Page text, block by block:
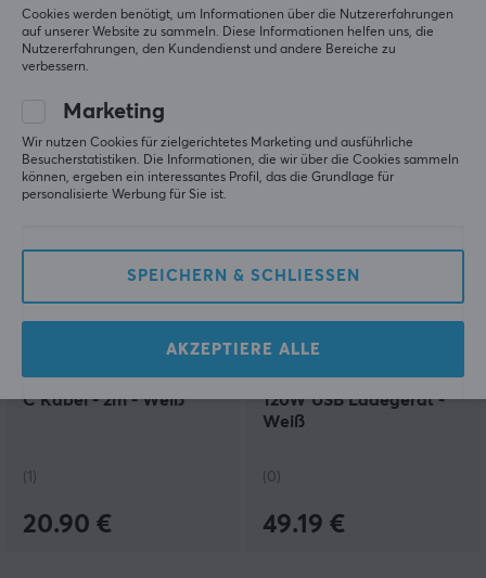
(0)
11.09 €
Synchronisationskabel
0.5m - Weiß
PRO Flex USB-C zu USB-
C Kabel - 2m - Weiß
(1)
20.90 €
Xiaomi
Charging Combo EU -
120W USB Ladegerät -
Weiß
(0)
49.19 €
Cookies werden benötigt, um Informationen über die Nutzererfahrungen
auf unserer Website zu sammeln. Diese Informationen helfen uns, die
Nutzererfahrungen, den Kundendienst und andere Bereiche zu
verbessern.
Marketing
Wir nutzen Cookies für zielgerichtetes Marketing und ausführliche
Besucherstatistiken. Die Informationen, die wir über die Cookies sammeln
können, ergeben ein interessantes Profil, das die Grundlage für
personalisierte Werbung für Sie ist.
SPEICHERN & SCHLIESSEN
AKZEPTIERE ALLE